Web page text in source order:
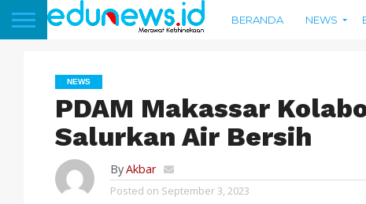
BERANDA NEWS
NEWS
PDAM Makassar
Salurkan Air Bersih
ByAkbar
Posted on September 3, 2023